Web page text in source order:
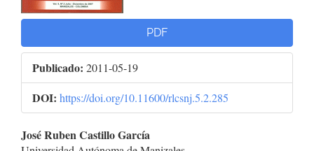
PDF
Publicado: 2011-05-19
DOI: https://doi.org/10.11600/rlcsnj.5.2.285
Contenido
José Ruben Castillo García